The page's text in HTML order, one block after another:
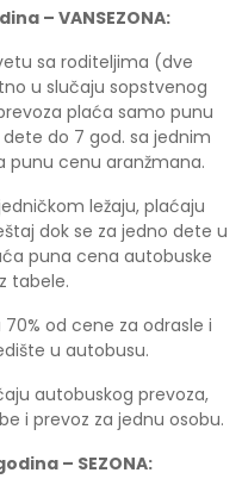
– VANSEZONA:
sa roditeljima (dve
u slučaju sopstvenog
plaća samo punu
do 7 god. sa jednim
cenu aranžmana.
ležaju, plaćaju
dok se za jedno dete u
puna cena autobuske
tabele.
od cene za odrasle i
u autobusu.
autobuskog prevoza,
i prevoz za jednu osobu.
– SEZONA: